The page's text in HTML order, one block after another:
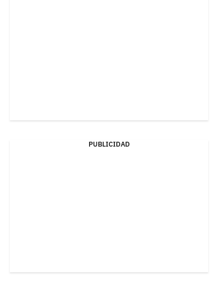
PUBLICIDAD